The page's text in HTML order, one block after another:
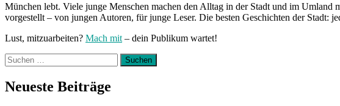
München lebt. Viele junge Menschen machen den Alltag in der Stadt und im
vorgestellt – von jungen Autoren, für junge Leser. Die besten Geschichten der Stadt:
Lust, mitzuarbeiten? Mach mit – dein Publikum wartet!
Suchen
nach:
Neueste Beiträge